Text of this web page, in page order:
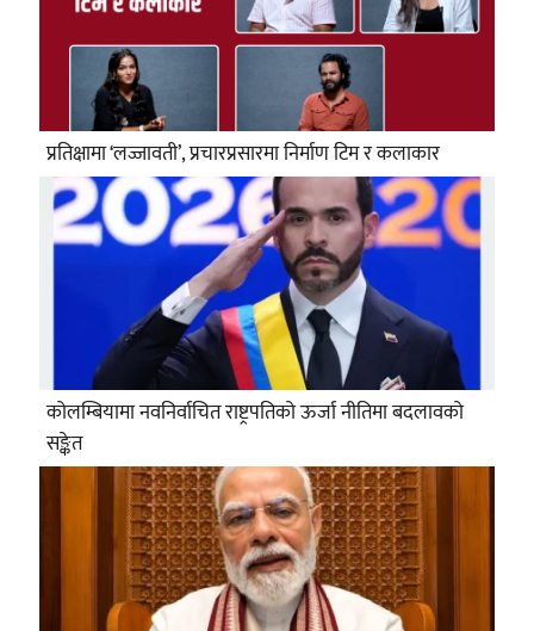
प्रतिक्षामा ‘लज्जावती’, प्रचारप्रसारमा निर्माण टिम र कलाकार
कोलम्बियामा नवनिर्वाचित राष्ट्रपतिको ऊर्जा नीतिमा बदलावको
सङ्केत